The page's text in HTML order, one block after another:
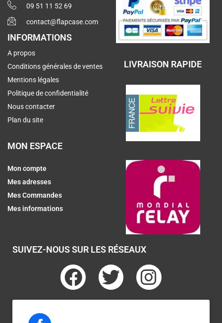
09 51 11 52 69
contact@flapcase.com
INFORMATIONS
A propos
Conditions générales de ventes
Mentions légales
Politique de confidentialité
Nous contacter
Plan du site
MON ESPACE
Mon compte
Mes adresses
Mes Commandes
Mes informations
LIVRAISON RAPIDE
SUIVEZ-NOUS SUR LES RÉSEAUX
F
a
T
w
I
n